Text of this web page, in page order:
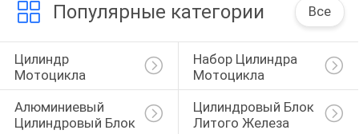
Популярные категории Все
Цилиндр
Мотоцикла
Набор Цилиндра
Мотоцикла
Алюминиевый
Цилиндровый Блок
Цилиндровый Блок
Литого Железа